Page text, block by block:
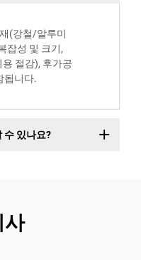
(강철/알루미
잡성 및 크기,
절감), 후가공
됩니다.
수 있나요?
사